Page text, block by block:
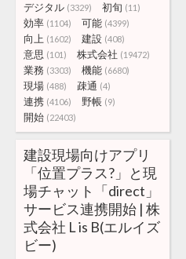
デジタル (3329) 初旬 (11)
効率 (1104) 可能 (4399)
向上 (1602) 建設 (408)
意思 (101) 株式会社 (19472)
業務 (3303) 機能 (6680)
現場 (488) 疎通 (4)
連携 (4106) 野帳 (9)
開始 (22403)
建設現場向けアプリ
「位置プラス?」と現
場チャット「direct」
サービス連携開始 | 株
式会社 L is B(エルイズ
ビー)